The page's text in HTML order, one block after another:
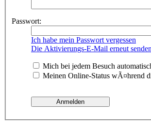
Passwort:
Ich habe mein Passwort vergessen
Die Aktivierungs-E-Mail erneut
Mich bei jedem Besuch
Meinen Online-Status wÃ¤hrend